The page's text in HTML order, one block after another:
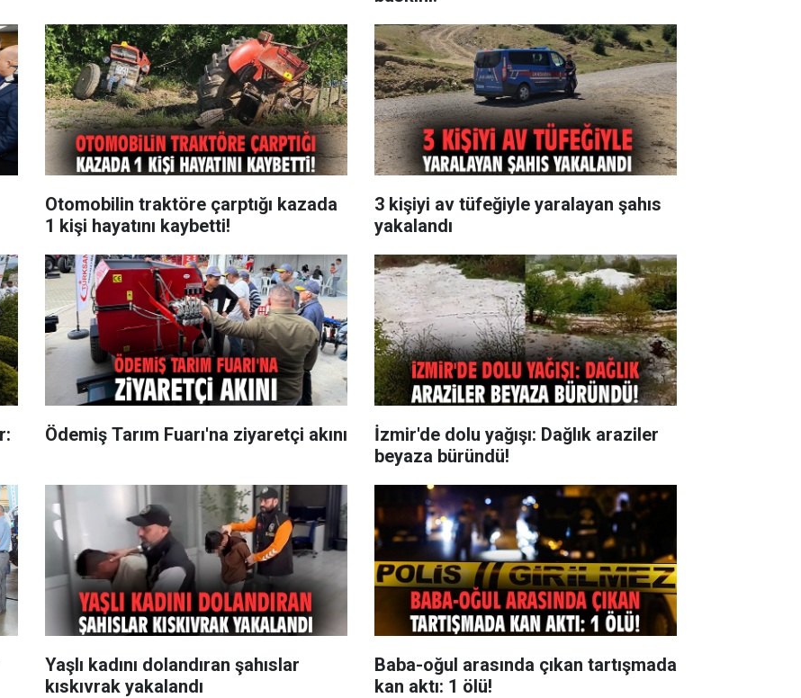
Otomobilin traktöre çarptığı kazada
1 kişi hayatını kaybetti!
3 kişiyi av tüfeğiyle yaralayan şahıs
yakalandı
Ödemiş Tarım Fuarı'na ziyaretçi akını
İzmir'de dolu yağışı: Dağlık araziler
beyaza büründü!
Yaşlı kadını dolandıran şahıslar
kıskıvrak yakalandı
Baba-oğul arasında çıkan tartışmada
kan aktı: 1 ölü!